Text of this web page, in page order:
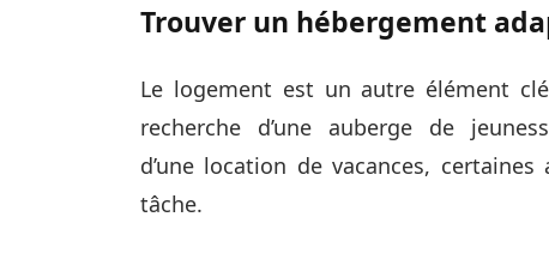
Trouver un hébergement
Le logement est un autre élément
recherche d’une auberge de
d’une location de vacances,
tâche.